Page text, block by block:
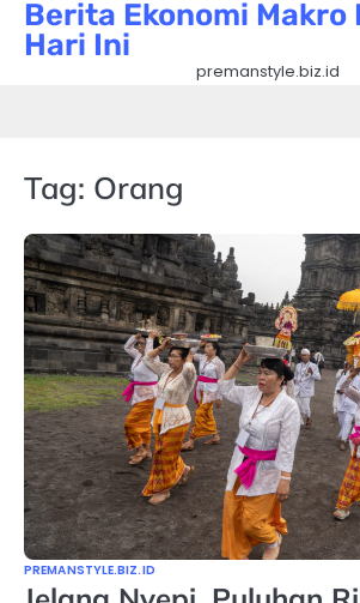
SkipBerita Ekonomi Makro
Hari Ini
premanstyle.biz.id
Tag: Orang
PREMANSTYLE.BIZ.ID